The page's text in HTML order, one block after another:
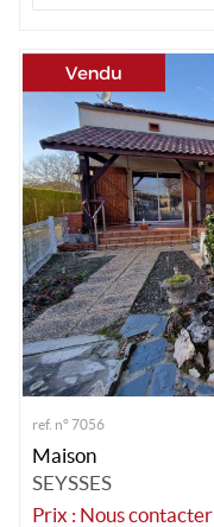
ref. n° 7056
Maison
SEYSSES
Prix : Nous contacter